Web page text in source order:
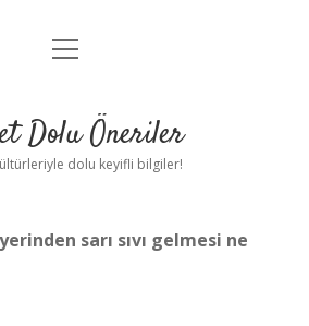
Anasayfa
Yasal Uyarı
menüyü
Dolu Öneriler
dolu keyifli bilgiler!
sarı sıvı gelmesi ne